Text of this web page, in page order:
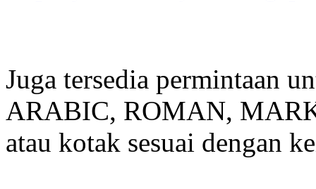
Juga tersedia permintaan
ARABIC, ROMAN,
atau kotak sesuai dengan